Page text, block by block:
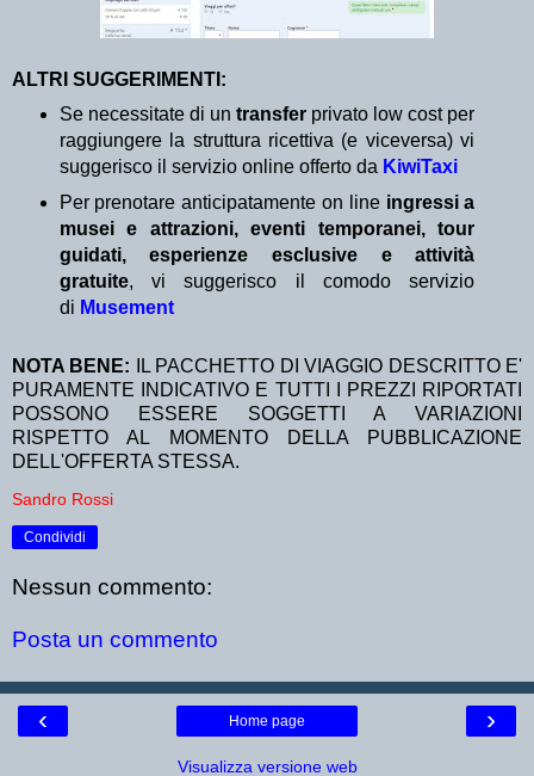
ALTRI SUGGERIMENTI:
Se necessitate di un transfer privato low cost per
raggiungere la struttura ricettiva (e viceversa) vi
suggerisco il servizio online offerto da KiwiTaxi
Per prenotare anticipatamente on line ingressi a
musei e attrazioni, eventi temporanei, tour
guidati, esperienze esclusive e attività
gratuite, vi suggerisco il comodo servizio
di Musement
NOTA BENE:
IL PACCHETTO DI VIAGGIO DESCRITTO E'
PURAMENTE INDICATIVO E TUTTI I PREZZI RIPORTATI
POSSONO ESSERE SOGGETTI A VARIAZIONI
RISPETTO AL MOMENTO DELLA PUBBLICAZIONE
DELL'OFFERTA STESSA.
Sandro Rossi
Condividi
Nessun commento:
Posta un commento
‹ ›
Home page
Visualizza versione web